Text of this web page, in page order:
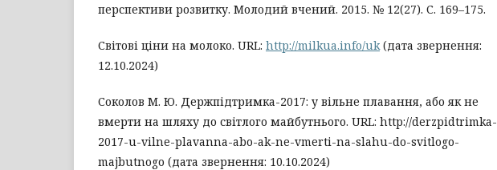
перспективи розвитку. Молодий вчений. 2015. № 12(27). С. 169–175.
Світові ціни на молоко. URL: http://milkua.info/uk (дата звернення:
12.10.2024)
Соколов М. Ю. Держпідтримка-2017: у вільне плавання, або як не
вмерти на шляху до світлого майбутнього. URL: http://derzpidtrimka-
2017-u-vilne-plavanna-abo-ak-ne-vmerti-na-slahu-do-svitlogo-
majbutnogo (дата звернення: 10.10.2024)